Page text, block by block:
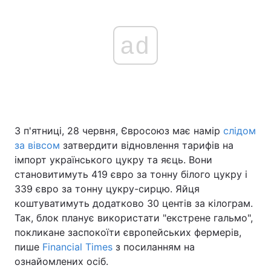
Україна Політика
Економіка Світ
Спорт Наука
Техно і зв'язок
Зброя Інциденти
ad
З п'ятниці, 28 червня, Євросоюз має намір слідом
за вівсом затвердити відновлення тарифів на
імпорт українського цукру та яєць. Вони
становитимуть 419 євро за тонну білого цукру і
339 євро за тонну цукру-сирцю. Яйця
коштуватимуть додатково 30 центів за кілограм.
Так, блок планує використати "екстрене гальмо",
покликане заспокоїти європейських фермерів,
пише Financial Times з посиланням на
ознайомлених осіб.